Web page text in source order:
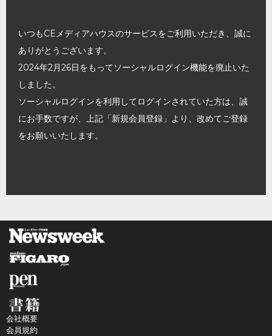
いつもCEメディアハウスのサービスをご利用いただき、誠に
ありがとうございます。
2024年2月26日をもってソーシャルログイン機能を廃止いた
しました。
ソーシャルログインを利用してログインされていた方は、誠
にお手数ですが、上記「新規会員登録」より、改めてご登録
をお願いいたします。
会社概要
会員規約